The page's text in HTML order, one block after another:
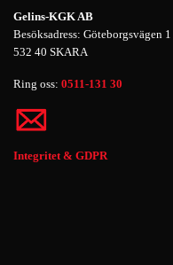
Gelins-KGK AB
Besöksadress: Göteborgsvägen 1
532 40 SKARA
Ring oss: 0511-131 30
Integritet & GDPR